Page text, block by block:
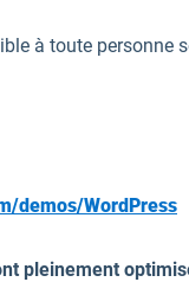
à toute personne
demos/WordPress
pleinement